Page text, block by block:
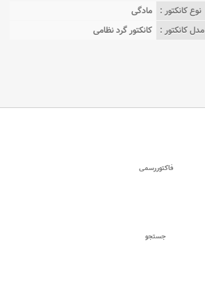
نوع کانکتور : مادگی
مدل کانکتور : کانکتور گرد نظامی
فاکتوررسمی
جستجو